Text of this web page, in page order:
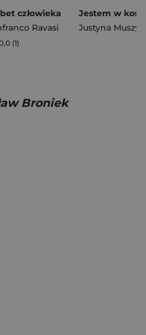
człowieka
Ravasi
(1)
Justyna
Broniek